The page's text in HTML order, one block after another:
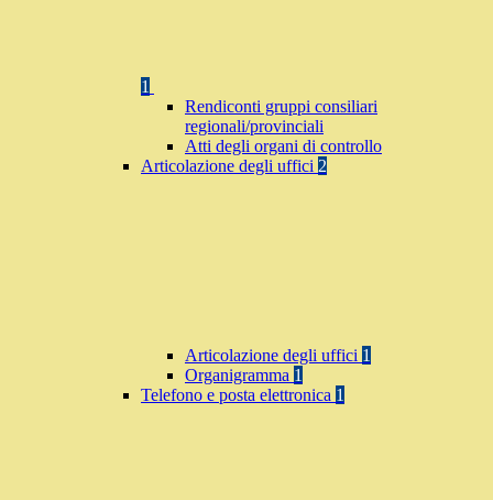
1
Rendiconti gruppi consiliari
regionali/provinciali
Atti degli organi di controllo
Articolazione degli uffici 2
Articolazione degli uffici 1
Organigramma 1
Telefono e posta elettronica 1